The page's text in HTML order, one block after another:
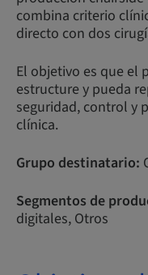
combina criterio
directo con dos
El objetivo es que el
estructure y pueda
seguridad, control y
clínica.
Grupo destinatario:
Segmentos de
digitales, Otros